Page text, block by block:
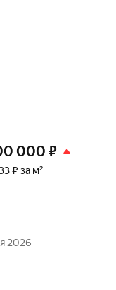
000 ₽
₽ за м²
2026